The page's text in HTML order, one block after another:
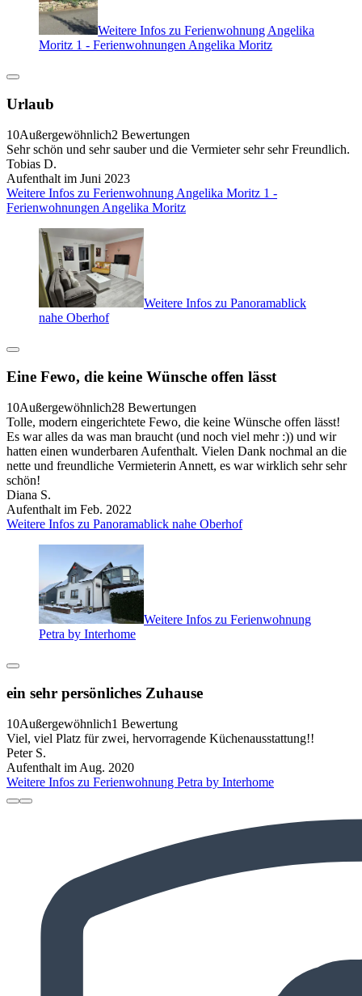
Weitere Infos zu Ferienwohnung Angelika
Moritz 1 - Ferienwohnungen Angelika Moritz
Urlaub
10Außergewöhnlich2 Bewertungen
Sehr schön und sehr sauber und die Vermieter sehr sehr Freundlich.
Tobias D.
Aufenthalt im Juni 2023
Weitere Infos zu Ferienwohnung Angelika Moritz 1 -
Ferienwohnungen Angelika Moritz
Weitere Infos zu Panoramablick
nahe Oberhof
Eine Fewo, die keine Wünsche offen lässt
10Außergewöhnlich28 Bewertungen
Tolle, modern eingerichtete Fewo, die keine Wünsche offen lässt!
Es war alles da was man braucht (und noch viel mehr :)) und wir
hatten einen wunderbaren Aufenthalt. Vielen Dank nochmal an die
nette und freundliche Vermieterin Annett, es war wirklich sehr sehr
schön!
Diana S.
Aufenthalt im Feb. 2022
Weitere Infos zu Panoramablick nahe Oberhof
Weitere Infos zu Ferienwohnung
Petra by Interhome
ein sehr persönliches Zuhause
10Außergewöhnlich1 Bewertung
Viel, viel Platz für zwei, hervorragende Küchenausstattung!!
Peter S.
Aufenthalt im Aug. 2020
Weitere Infos zu Ferienwohnung Petra by Interhome